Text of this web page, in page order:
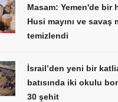
Masam: Yemen'de bir
Husi mayını ve savaş
temizlendi
İsrail’den yeni bir
batısında iki okulu
30 şehit